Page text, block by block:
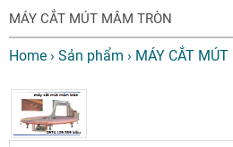
MÁY CẮT MÚT MÂM TRÒN
Home › Sản phẩm › MÁY CẮT